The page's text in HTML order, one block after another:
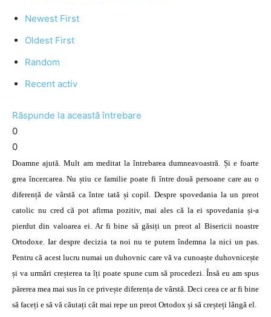
Newest First
Oldest First
Random
Recent activ
Răspunde la această întrebare
0
0
Doamne ajută. Mult am meditat la întrebarea dumneavoastră. Și e foarte
grea încercarea. Nu știu ce familie poate fi între două persoane care au o
diferență de vârstă ca între tată și copil. Despre spovedania la un preot
catolic nu cred că pot afirma pozitiv, mai ales că la ei spovedania și-a
pierdut din valoarea ei. Ar fi bine să găsiți un preot al Bisericii noastre
Ortodoxe. Iar despre decizia ta noi nu te putem îndemna la nici un pas.
Pentru că acest lucru numai un duhovnic care vă va cunoaște duhovnicește
și va urmări creșterea ta îți poate spune cum să procedezi. Însă eu am spus
părerea mea mai sus în ce privește diferența de vârstă. Deci ceea ce ar fi bine
să faceți e să vă căutați cât mai repe un preot Ortodox și să creșteți lângă el.